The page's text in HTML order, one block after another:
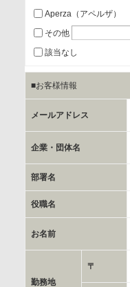
a.個人情報の提供・利
当該企業/団体のサービ
お客様のご氏名、フリ
郵便番号、住所、電話
c.第三者への提供の手
書類の送付又は電子的
d.提供先および管理者
当社とイベント/セミナ
Aperza（アペルザ）
その他
該当なし
■お客様情報
メールアドレス
企業・団体名
部署名
役職名
お名前
勤務地
〒